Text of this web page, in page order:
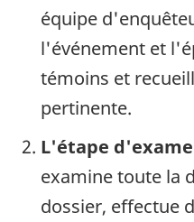
équipe
l'événement et
témoins et
pertinente.
L'étape
examine toute la
dossier, effectue